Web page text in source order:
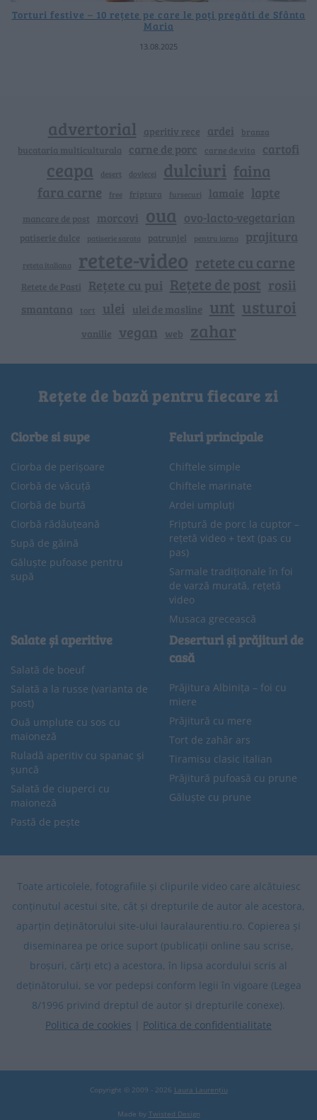
Torturi festive – 10 rețete pe care le poți pregăti de Sfânta
Maria
13.08.2025
advertorial aperitiv rece ardei branza
bucataria multiculturala carne de porc carne de vita cartofi
ceapa desert dovlecei dulciuri faina
fara carne free friptura fursecuri lamaie lapte
mancare de post morcovi oua ovo-lacto-vegetarian
patiserie dulce patiserie sarata patrunjel pentru iarna prajitura
reteta italiana retete-video retete cu carne
Retete de Pasti Rețete cu pui Rețete de post rosii
smantana tort ulei ulei de masline unt usturoi
vanilie vegan web zahar
Rețete de bază pentru fiecare zi
Ciorbe si supe
Ciorba de perișoare
Ciorbă de văcuță
Ciorbă de burtă
Ciorbă rădăuțeană
Supă de găină
Găluște pufoase pentru
supă
Feluri principale
Chiftele simple
Chiftele marinate
Ardei umpluți
Friptură de porc la cuptor –
rețetă video + text (pas cu
pas)
Sarmale tradiționale în foi
de varză murată, rețetă
video
Musaca grecească
Salate și aperitive
Salată de boeuf
Salată a la russe (varianta de
post)
Ouă umplute cu sos cu
maioneză
Ruladă aperitiv cu spanac și
șuncă
Salată de ciuperci cu
maioneză
Pastă de pește
Deserturi și prăjituri de
casă
Prăjitura Albinița – foi cu
miere
Prăjitură cu mere
Tort de zahăr ars
Tiramisu clasic italian
Prăjitură pufoasă cu prune
Găluște cu prune
Toate articolele, fotografiile și clipurile video care alcătuiesc
conținutul acestui site, cât și drepturile de autor ale acestora,
aparțin deținătorului site-ului lauralaurentiu.ro. Copierea și
diseminarea pe orice suport (publicații online sau scrise,
broșuri, cărți etc) a acestora, în lipsa acordului scris al
deținătorului, se vor pedepsi conform legii în vigoare (Legea
8/1996 privind dreptul de autor și drepturile conexe).
Politica de cookies | Politica de confidentialitate
Copyright © 2009 - 2026 Laura Laurențiu
Made by Twisted Design